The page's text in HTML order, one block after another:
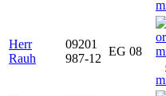
Herr
Rauh
09201
987-12
EG 08